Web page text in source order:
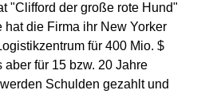
"Clifford der große rote Hund"
hat die Firma ihr New Yorker
für 400 Mio. $
aber für 15 bzw. 20 Jahre
Schulden gezahlt und